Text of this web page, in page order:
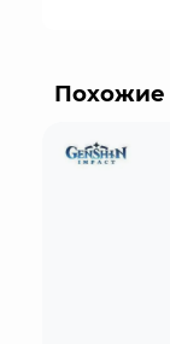
Похожие